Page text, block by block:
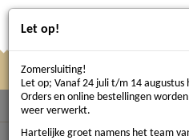
hier
Terug naar T-shirts
Let op!
Zomersluiting!
Let op; Vanaf 24 juli t/m 14
Orders en online bestellingen
weer verwerkt.
Hartelijke groet namens het team